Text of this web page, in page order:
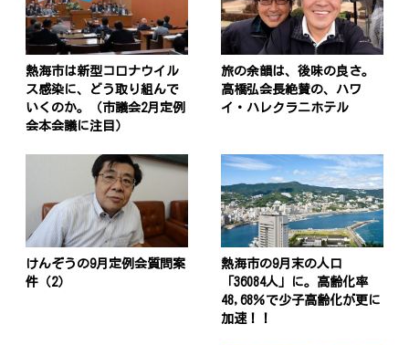
熱海市は新型コロナウイル
ス感染に、どう取り組んで
いくのか。（市議会2月定例
会本会議に注目）
旅の余韻は、後味の良さ。
高橋弘会長絶賛の、ハワ
イ・ハレクラニホテル
けんぞうの9月定例会質問案
件（2）
熱海市の9月末の人口
「36084人」に。高齢化率
48,68％で少子高齢化が更に
加速！！